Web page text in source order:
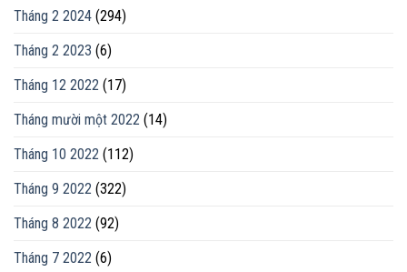
Tháng 2 2024 (294)
Tháng 2 2023 (6)
Tháng 12 2022 (17)
Tháng mười một 2022 (14)
Tháng 10 2022 (112)
Tháng 9 2022 (322)
Tháng 8 2022 (92)
Tháng 7 2022 (6)